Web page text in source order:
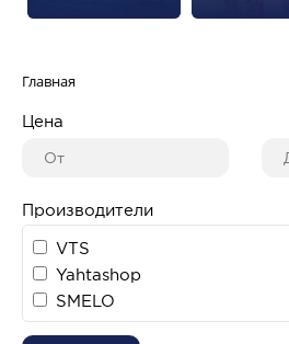
Главная
Цена
Производители
VTS
Yahtashop
SMELO